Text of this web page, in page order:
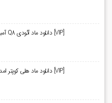
[VIP] دانلود ماد آئودی Q8 آمبولانس برای فایوام
[VIP] دانلود ماد هلی کوپتر امداد aw139 برای فایوام